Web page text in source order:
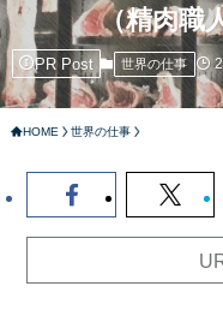
（精肉職
PR Post 世界の仕事
HOME 世界の仕事